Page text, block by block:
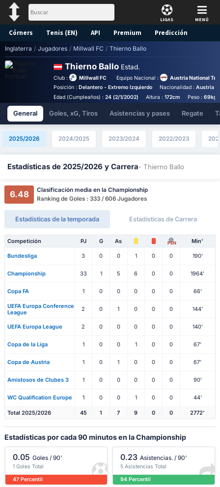
LIGAS MENÚ
Córners Tenis (EN) API Premium Predicción
Inglaterra / Jugadores / Millwall FC / Thierno Ballo
Thierno Ballo Estad.
Club : Millwall FC Equipo Nacional :
Austria National
Posición : Delantero - Extremo Izquierdo Nacionalidad :Austria
Edad (Cumpleaños) : 24 (2/1/2002) Altura :172cm Peso : 69kg
General Goles, xG, Tiros Asistencias y pases Regate
2025/2026 2024/2025 2023/2024 2022/2023
Estadísticas de 2025/2026 y Carrera- Thierno Ballo
6.48
Clasificación media en la Championship
Ranking de Goles : 333 / 606 Jugadores
Estadísticas de la temporada Estadísticas de Carrera
Competición PJ G As PEN Min'
Bundesliga 3 0 0 1 0 0 190'
Championship 33 1 5 6 0 0 1964'
Copa FA 1 0 0 0 0 0 66'
UEFA Europa Conference
League
2 0 1 0 0 0 144'
UEFA Europa League 2 0 0 0 0 0 140'
Copa de la Liga 1 0 0 1 0 0 67'
Copa de Austria 1 0 1 0 0 0 67'
Amistosos de Clubes 3 1 0 0 0 0 0 90'
WC Qualification Europe 1 0 0 1 0 0 44'
Total 2025/2026 45 1 7 9 0 0 2772'
Estadísticas por cada 90 minutos en la Championship
0.05 Goles / 90'
1 Goles Total
47 Percentil
0.23 Asistencias. / 90'
5 Asistencias Total
94 Percentil